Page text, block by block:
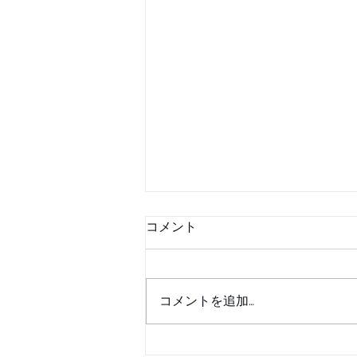
コメント
コメントを追加…